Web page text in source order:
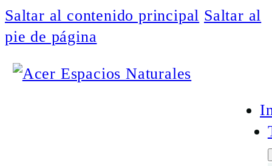
Saltar al contenido principal Saltar al
pie de página